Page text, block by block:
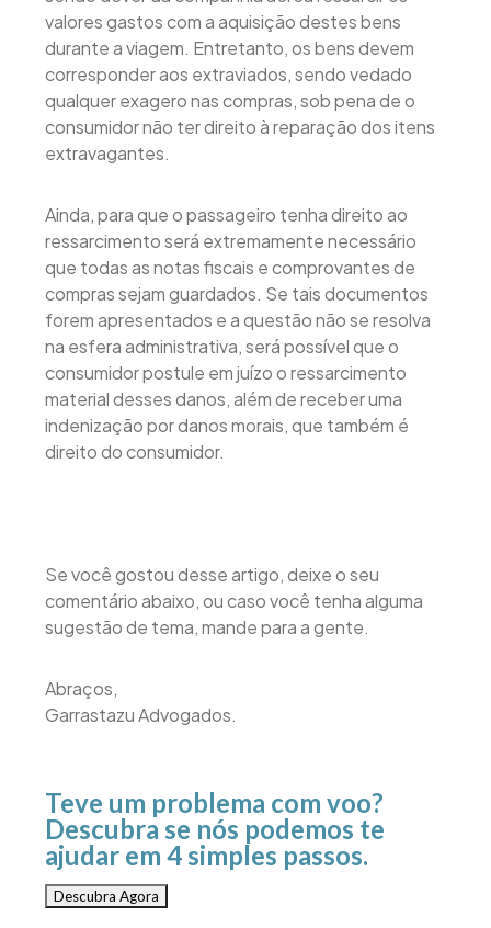
valores gastos com a aquisição destes bens
durante a viagem. Entretanto, os bens devem
corresponder aos extraviados, sendo vedado
qualquer exagero nas compras, sob pena de o
consumidor não ter direito à reparação dos itens
extravagantes.
Ainda, para que o passageiro tenha direito ao
ressarcimento será extremamente necessário
que todas as notas fiscais e comprovantes de
compras sejam guardados. Se tais documentos
forem apresentados e a questão não se resolva
na esfera administrativa, será possível que o
consumidor postule em juízo o ressarcimento
material desses danos, além de receber uma
indenização por danos morais, que também é
direito do consumidor.
Se você gostou desse artigo, deixe o seu
comentário abaixo, ou caso você tenha alguma
sugestão de tema, mande para a gente.
Abraços,
Garrastazu Advogados.
Teve um problema com voo?
Descubra se nós podemos te
ajudar em 4 simples passos.
Descubra Agora